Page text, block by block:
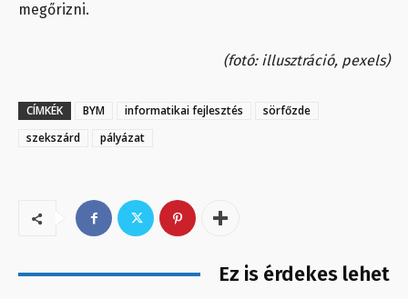
megőrizni.
(fotó: illusztráció, pexels)
CÍMKÉK BYM informatikai fejlesztés
sörfőzde
szekszárd
pályázat
Ez is érdekes lehet